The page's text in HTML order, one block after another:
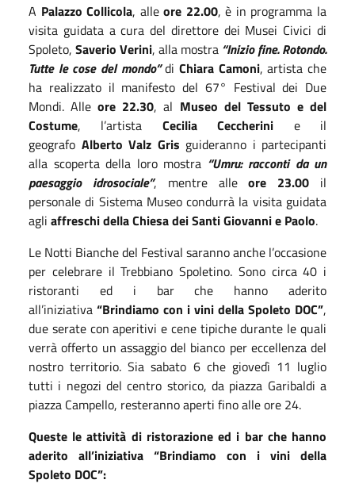
A Palazzo Collicola, alleore 22.00, è in programma la
visita guidata a cura del direttore dei Musei Civici di
Spoleto, Saverio Verini, alla mostra “Inizio fine. Rotondo.
Tutte le cose del mondo”diChiara Camoni, artista che
ha realizzato il manifesto del 67° Festival dei Due
Mondi. Alleore 22.30, al Museo del Tessuto e del
Costume, l’artista Cecilia Ceccherini e il
geografo Alberto Valz Gris guideranno i partecipanti
alla scoperta della loro mostra “Umru: racconti da un
paesaggio idrosociale”, mentre alleore 23.00 il
personale di Sistema Museo condurrà la visita guidata
agli affreschi della Chiesa dei Santi Giovanni e Paolo.
Le Notti Bianche del Festival saranno anche l’occasione
per celebrare il Trebbiano Spoletino. Sono circa 40 i
ristoranti ed i bar che hanno aderito
all’iniziativa “Brindiamo con i vini della Spoleto DOC”,
due serate con aperitivi e cene tipiche durante le quali
verrà offerto un assaggio del bianco per eccellenza del
nostro territorio. Sia sabato 6 che giovedì 11 luglio
tutti i negozi del centro storico, da piazza Garibaldi a
piazza Campello, resteranno aperti fino alle ore 24.
Queste le attività di ristorazione ed i bar che hanno
aderito all’iniziativa “Brindiamo con i vini della
Spoleto DOC”: